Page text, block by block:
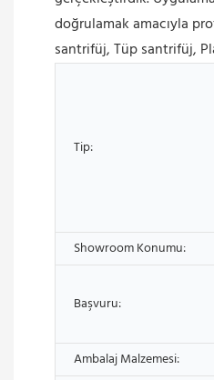
doğrulamak amacıyla
santrifüj, Tüp santrifüj,
Tip:
Showroom Konumu:
Başvuru:
Ambalaj Malzemesi: